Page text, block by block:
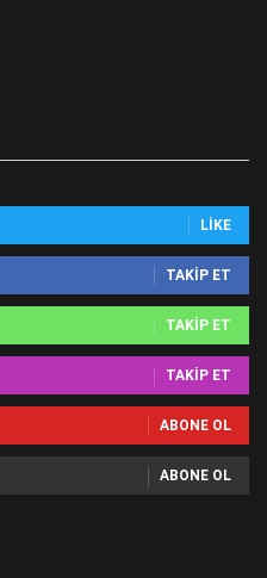
LIKE
TAKIP ET
TAKIP ET
TAKIP ET
ABONE OL
ABONE OL